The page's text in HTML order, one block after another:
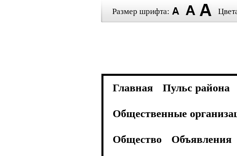
Размер шрифта:
Главная Пульс района
Общественные
Общество
Объявления